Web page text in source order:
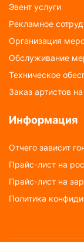
Эвент услуги
Рекламное
Организация
Обслуживание
Техническое
Заказ артистов
Информация
Отчего зависит
Прайс-лист на
Прайс-лист на
Политика